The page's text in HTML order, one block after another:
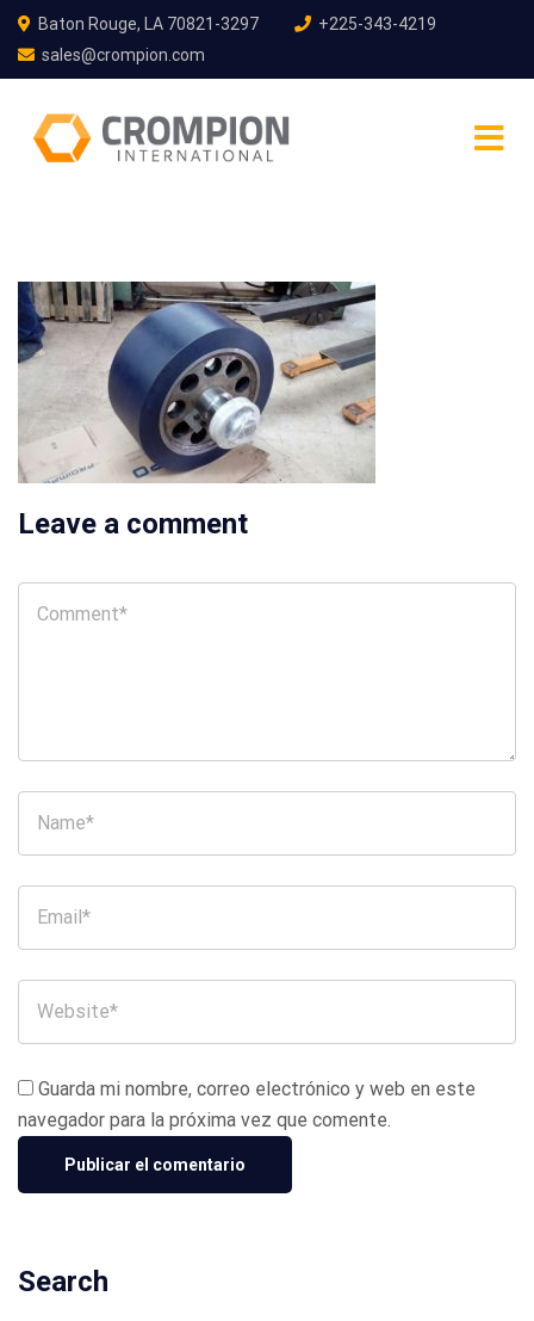
Baton Rouge, LA 70821-3297
+225-343-4219
sales@crompion.com
Leave a comment
Guarda mi nombre, correo electrónico y web en este
navegador para la próxima vez que comente.
Search